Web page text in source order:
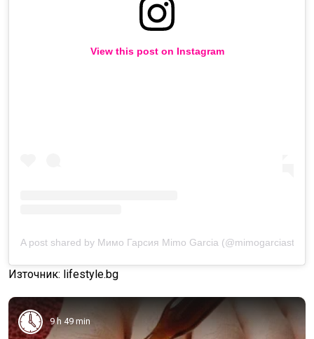
View this post on Instagram
A post shared by Мимо Гарсия Mimo Garcia
Източник: lifestyle.bg
9 h 49 min